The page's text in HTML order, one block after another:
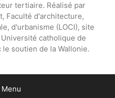
tertiaire. Réalisé par
Faculté d'architecture,
d'urbanisme (LOCI), site
catholique de
soutien de la Wallonie.
Menu